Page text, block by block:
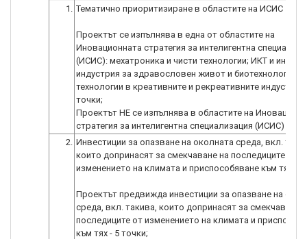
1. Тематично приоритизиране в областите на ИСИС
Проектът се изпълнява в една от областите на
Иновационната стратегия за интелигентна
(ИСИС): мехатроника и чисти технологии; ИКТ и
индустрия за здравословен живот и биотехнологии;
технологии в креативните и рекреативните индустрии
точки;
Проектът НЕ се изпълнява в областите на
стратегия за интелигентна специализация (ИСИС) - 0
2. Инвестиции за опазване на околната среда, вкл.
които допринасят за смекчаване на последиците от
изменението на климата и приспособяване към тях
Проектът предвижда инвестиции за опазване на
среда, вкл. такива, които допринасят за смекчаване
последиците от изменението на климата и
към тях - 5 точки;